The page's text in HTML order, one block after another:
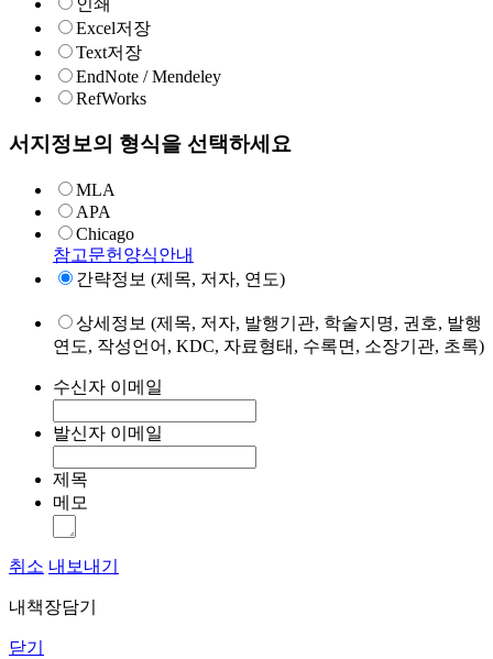
Excel저장
Text저장
EndNote / Mendeley
RefWorks
서지정보의 형식을 선택하세요
MLA
APA
Chicago
참고문헌양식안내
간략정보 (제목, 저자, 연도)
상세정보 (제목, 저자, 발행기관, 학술지명, 권호, 발행
연도, 작성언어, KDC, 자료형태, 수록면, 소장기관, 초록)
수신자 이메일
발신자 이메일
제목
메모
취소 내보내기
내책장담기
닫기